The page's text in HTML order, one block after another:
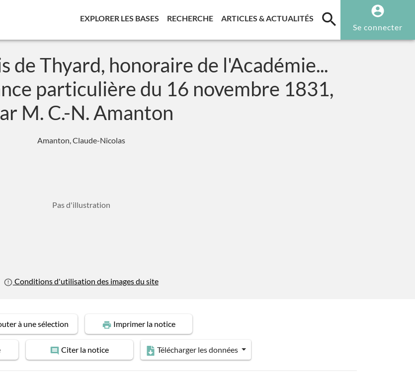
EXPLORER LES BASES (CURRENT)
RECHERCHE(CURRENT)
ARTICLES & ACTUALITÉS (CURRENT)
Se connecter
de Thyard, honoraire de l'Académie...
particulière du 16 novembre 1831,
M. C.-N. Amanton
Amanton, Claude-Nicolas
Pas d'illustration
Conditions d'utilisation des images du site
à une sélection Imprimerla notice
Citer la notice Télécharger les données